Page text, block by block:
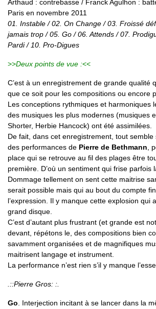
Arthaud : contrebasse / Franck Agulhon :
Paris en novembre 2011
01. Instable / 02. On Change / 03. Froissé
jamais trop / 05. Go / 06. Attends / 07.
Pardi / 10. Pro-Digues
>>Deux points de vue :<<
C’est à un enregistrement de grande qualité
que ce soit pour les compositions ou encore
Les conceptions rythmiques et harmoniques
des musiques les plus modernes (musiques
Shorter, Herbie Hancock) ont été assimilées.
De fait, dans cet enregistrement, tout semble
des performances de Pierre de Bethmann ,
place qui se retrouve au fil des plages être
première. D’où un sentiment qui frise parfois
Dommage tellement on sent cette maitrise
serait possible mais qui au bout du compte
l’expression. Il y manque cette explosion qui
grand disque.
C’est d’autant plus frustrant (et grande est
devant, répétons le, des compositions bien
savamment organisées et de magnifiques
maitrisent langage et instrument.
La performance n’est rien s’il y manque
.::Pierre Gros: :.
Go . Interjection incitant à se lancer dans la